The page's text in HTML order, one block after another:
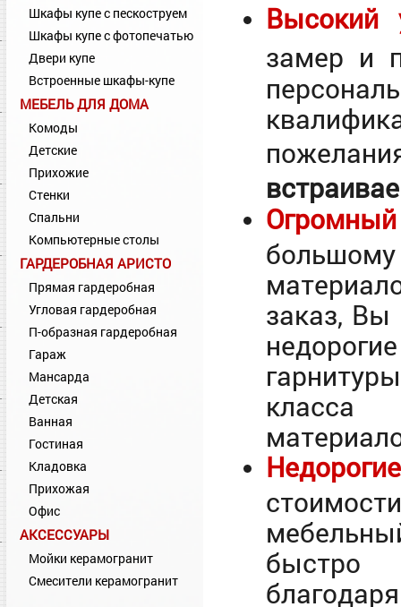
Шкафы купе с пескоструем
Шкафы купе с фотопечатью
Двери купе
Встроенные шкафы-купе
МЕБЕЛЬ ДЛЯ ДОМА
Комоды
Детские
Прихожие
Стенки
Спальни
Компьютерные столы
ГАРДЕРОБНАЯ АРИСТО
Прямая гардеробная
Угловая гардеробная
П-образная гардеробная
Гараж
Мансарда
Детская
Ванная
Гостиная
Кладовка
Прихожая
Офис
АКСЕССУАРЫ
Мойки керамогранит
Смесители керамогранит
Высокий
замер и
заказ, Вы
класса
быстро